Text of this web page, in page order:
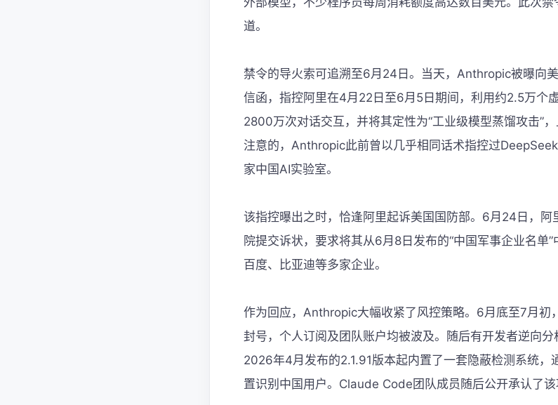
道。
禁令的导火索可追溯至6月24日。当天，Anthropic被曝向
信函，指控阿里在4月22日至6月5日期间，利用约2.5万个
2800万次对话交互，并将其定性为“工业级模型蒸馏攻击”
注意的，Anthropic此前曾以几乎相同话术指控过
家中国AI实验室。
该指控曝出之时，恰逢阿里起诉美国国防部。6月24日，阿
院提交诉状，要求将其从6月8日发布的“中国军事企业名单”
百度、比亚迪等多家企业。
作为回应，Anthropic大幅收紧了风控策略。6月底至7月初
封号，个人订阅及团队账户均被波及。随后有开发者逆向
2026年4月发布的2.1.91版本起内置了一套隐蔽检测系统，
置识别中国用户。Claude Code团队成员随后公开承认了该